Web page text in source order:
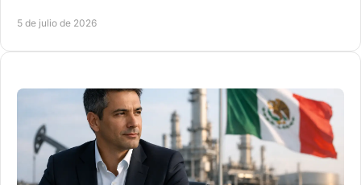
5 de julio de 2026